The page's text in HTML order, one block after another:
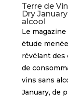
Terre de
Dry
alcool
Le
étude
révélant des
de
vins sans
January, de